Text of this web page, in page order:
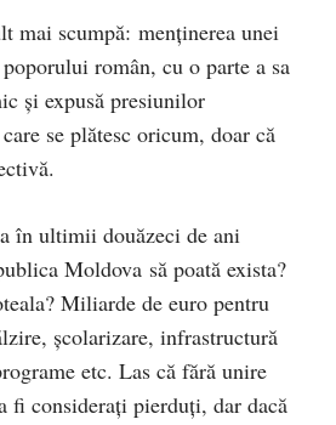
mai scumpă: menținerea unei
român, cu o parte a sa
și expusă presiunilor
se plătesc oricum, doar că
în ultimii douăzeci de ani
Moldova să poată exista?
Miliarde de euro pentru
școlarizare, infrastructură
etc. Las că fără unire
fi considerați pierduți, dar dacă